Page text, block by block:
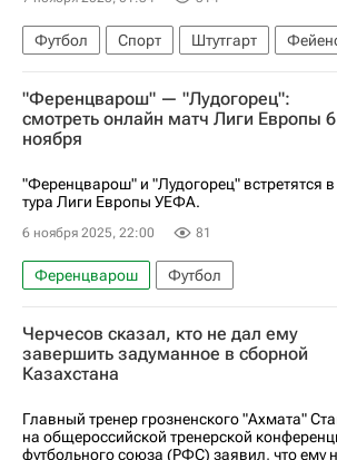
Футбол Спорт Штутгарт
Селтик
Лига Европы УЕФА 2026-2027
"Ференцварош" — "Лудогорец":
смотреть онлайн матч Лиги Европы 6
ноября
"Ференцварош" и "Лудогорец" встретятся в
тура Лиги Европы УЕФА.
6 ноября 2025, 22:00 81
Ференцварош
Футбол
Лига Европы УЕФА 2026-2027
Спорт
Анонсы и трансляции матчей
Черчесов сказал, кто не дал ему
завершить задуманное в сборной
Казахстана
Главный тренер грозненского "Ахмата"
на общероссийской тренерской
футбольного союза (РФС) заявил, что ему